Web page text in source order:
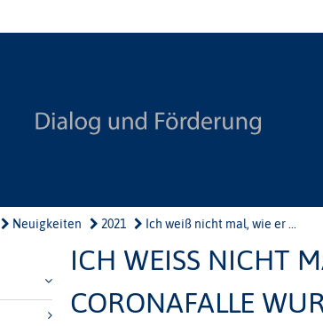
Neuigkeiten 2021 Ich weiß nicht mal, wie er ...
ICH WEISS NICHT
ORONAFALLE